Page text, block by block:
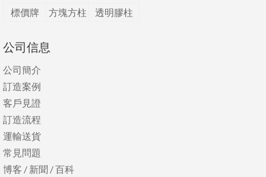
標價牌
方塊方柱 透明膠柱
公司信息
公司簡介
訂造案例
客戶見證
訂造流程
運輸送貨
常見問題
博客 / 新聞 /百科